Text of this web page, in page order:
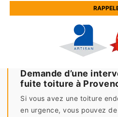
Demande d’une
fuite toiture à
Si vous avez une toiture
en urgence, vous pouvez